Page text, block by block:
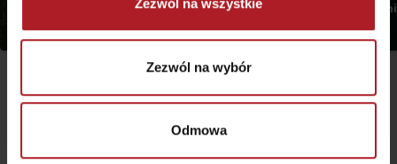
Zezwól na wszystkie
Zezwól na wybór
Odmowa
Jasná
Demianowska
Jasná